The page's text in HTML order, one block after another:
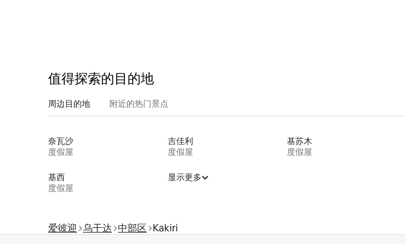
值得探索的目的地
周边目的地 附近的热门景点
奈瓦沙
度假屋
吉佳利
度假屋
基苏木
度假屋
基西
度假屋
显示更多
爱彼迎 乌干达 中部区 Kakiri